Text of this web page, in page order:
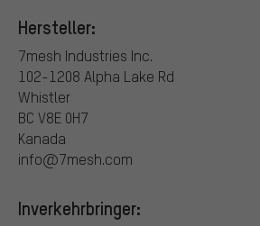
Hersteller:
7mesh Industries Inc.
102-1208 Alpha Lake Rd
Whistler
BC V8E 0H7
Kanada
info@7mesh.com
Inverkehrbringer: